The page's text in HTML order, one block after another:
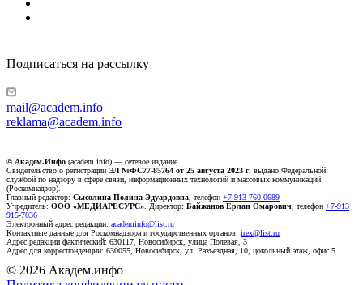
Подписаться на рассылку
mail@academ.info
reklama@academ.info
© Академ.Инфо (academ.info) — сетевое издание.
Свидетельство о регистрации ЭЛ №ФС77-85764 от 25 августа 2023 г. выдано Федеральной
службой по надзору в сфере связи, информационных технологий и массовых коммуникаций
(Роскомнадзор).
Главный редактор: Сысолина Полина Эдуардовна , телефон +7-913-760-0689
Учредитель: ООО «МЕДИАРЕСУРС» . Директор: Байжанов Ерлан Омарович , телефон +7-913
915-7036
Электронный адрес редакции: academinfo@list.ru
Контактные данные для Роскомнадзора и государственных органов: irex@list.ru
Адрес редакции фактический: 630117, Новосибирск, улица Полевая, 3
Адрес для корреспонденции: 630055, Новосибирск, ул. Разъездная, 10, цокольный этаж, офис 5.
© 2026 Академ.инфо